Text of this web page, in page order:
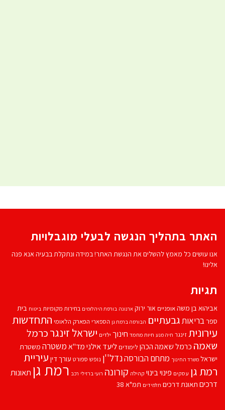
האתר בתהליך הנגשה לבעלי מוגבלויות
אנו עושים כל מאמץ להשלים את הנגשת האתר! במידה ונתקלת בבעיה אנא פנה
אלינו!
תגיות
אביהוא בן משהאופניים אור ירוק ארנונה בורסת היהלומים בחירות מקומיות ביטוח בית
ספרבריאותגבעתיים הבורסה ברמת גן הספארי הפארק הלאומי התחדשות
עירוניתזינגר חיה מנע חיות מחמד חינוך ילדים ישראל זינגרכרמל
שאמה כרמל שאמה הכהן לימודים ליעד אילנימד''אמשטרה משטרת
ישראל משרד החינוך מתחם הבורסהנדל''ן נופש ספורט עורך דין עיריית
רמת גן עסקים פינוי בינוי קהילה קורונה רועי ברזילי רכב רמת גן תאונות
דרכים תאונת דרכים תלמידים תמ"א 38